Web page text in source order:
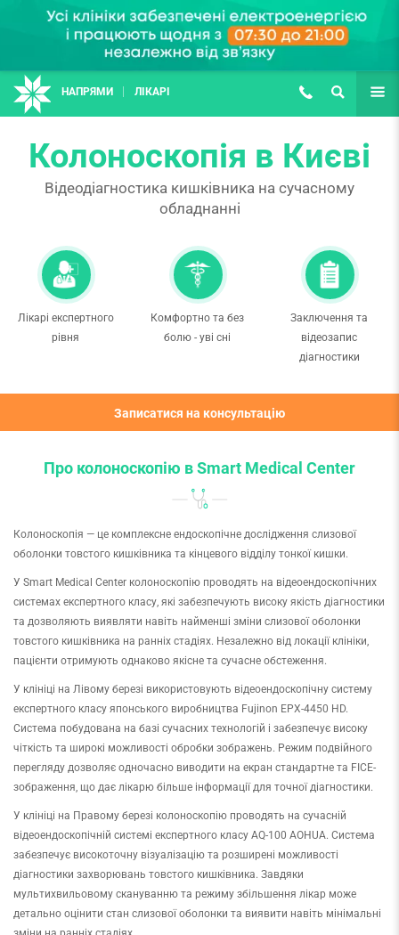
НАПРЯМИ ЛІКАРІ (067) 127-03-03
ПОШУК ЩЕ
Колоноскопія в Києві
Відеодіагностика кишківника на сучасному
обладнанні
Лікарі експертного
рівня
Комфортно та без
болю - уві сні
Заключення та
відеозапис
діагностики
Записатися на консультацію
Про колоноскопію в Smart Medical Center
Колоноскопія — це комплексне ендоскопічне дослідження слизової
оболонки товстого кишківника та кінцевого відділу тонкої кишки.
У Smart Medical Center колоноскопію проводять на відеоендоскопічних
системах експертного класу, які забезпечують високу якість діагностики
та дозволяють виявляти навіть найменші зміни слизової оболонки
товстого кишківника на ранніх стадіях. Незалежно від локації клініки,
пацієнти отримують однаково якісне та сучасне обстеження.
У клініці на Лівому березі використовують відеоендоскопічну систему
експертного класу японського виробництва Fujinon EPX-4450 HD.
Система побудована на базі сучасних технологій і забезпечує високу
чіткість та широкі можливості обробки зображень. Режим подвійного
перегляду дозволяє одночасно виводити на екран стандартне та FICE-
зображення, що дає лікарю більше інформації для точної діагностики.
У клініці на Правому березі колоноскопію проводять на сучасній
відеоендоскопічній системі експертного класу AQ-100 AOHUA. Система
забезпечує високоточну візуалізацію та розширені можливості
діагностики захворювань товстого кишківника. Завдяки
мультихвильовому скануванню та режиму збільшення лікар може
детально оцінити стан слизової оболонки та виявити навіть мінімальні